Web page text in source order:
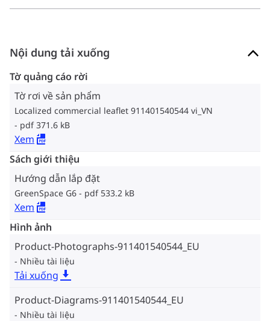
Nội dung tải xuống
Tờ quảng cáo rời
Tờ rơi về sản phẩm
Localized commercial leaflet 911401540544 vi_VN
pdf 371.6 kB
Xem
Sách giới thiệu
Hướng dẫn lắp đặt
GreenSpace G6 pdf 533.2 kB
Xem
Hình ảnh
Product-Photographs-911401540544_EU
Nhiều tài liệu
Tải xuống
Product-Diagrams-911401540544_EU
Nhiều tài liệu